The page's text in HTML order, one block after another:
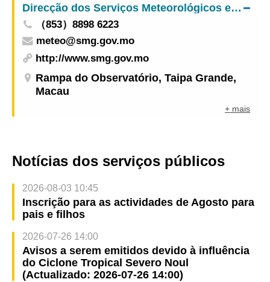
Direcção dos Serviços Meteorológicos e Geofísicos
（853）8898 6223
meteo@smg.gov.mo
http://www.smg.gov.mo
Rampa do Observatório, Taipa Grande,
Macau
+ mais
Notícias dos serviços públicos
2026-08-03 10:45
Inscrição para as actividades de Agosto para
pais e filhos
2026-07-26 14:00
Avisos a serem emitidos devido à influência
do Ciclone Tropical Severo Noul
(Actualizado: 2026-07-26 14:00)